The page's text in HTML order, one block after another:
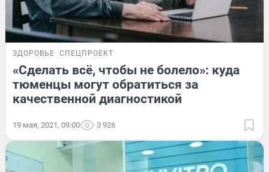
ЗДОРОВЬЕ СПЕЦПРОЕКТ
«Сделать всё, чтобы не болело»: куда
тюменцы могут обратиться за
качественной диагностикой
19 мая, 2021, 09:00 3 926